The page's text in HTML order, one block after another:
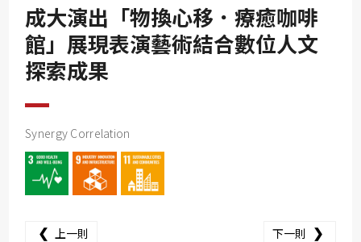
SDG11
SDG12
成大演出「物換心移．療癒咖啡
館」展現表演藝術結合數位人文
探索成果
Synergy Correlation
❮ 上一則 下一則 ❯